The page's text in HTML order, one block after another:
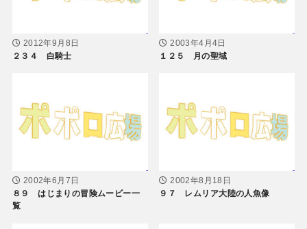
2012年9月8日
２３４ 白騎士
2003年4月4日
１２５ 月の聖域
2002年6月7日
８９ はじまりの冒険ムービー一
覧
2002年8月18日
９７ レムリア大陸の人魚像